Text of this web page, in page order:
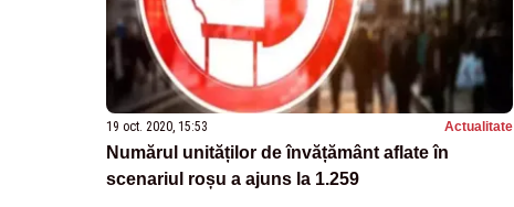
19 oct. 2020, 15:53 Actualitate
Numărul unităților de învățământ aflate în
scenariul roșu a ajuns la 1.259